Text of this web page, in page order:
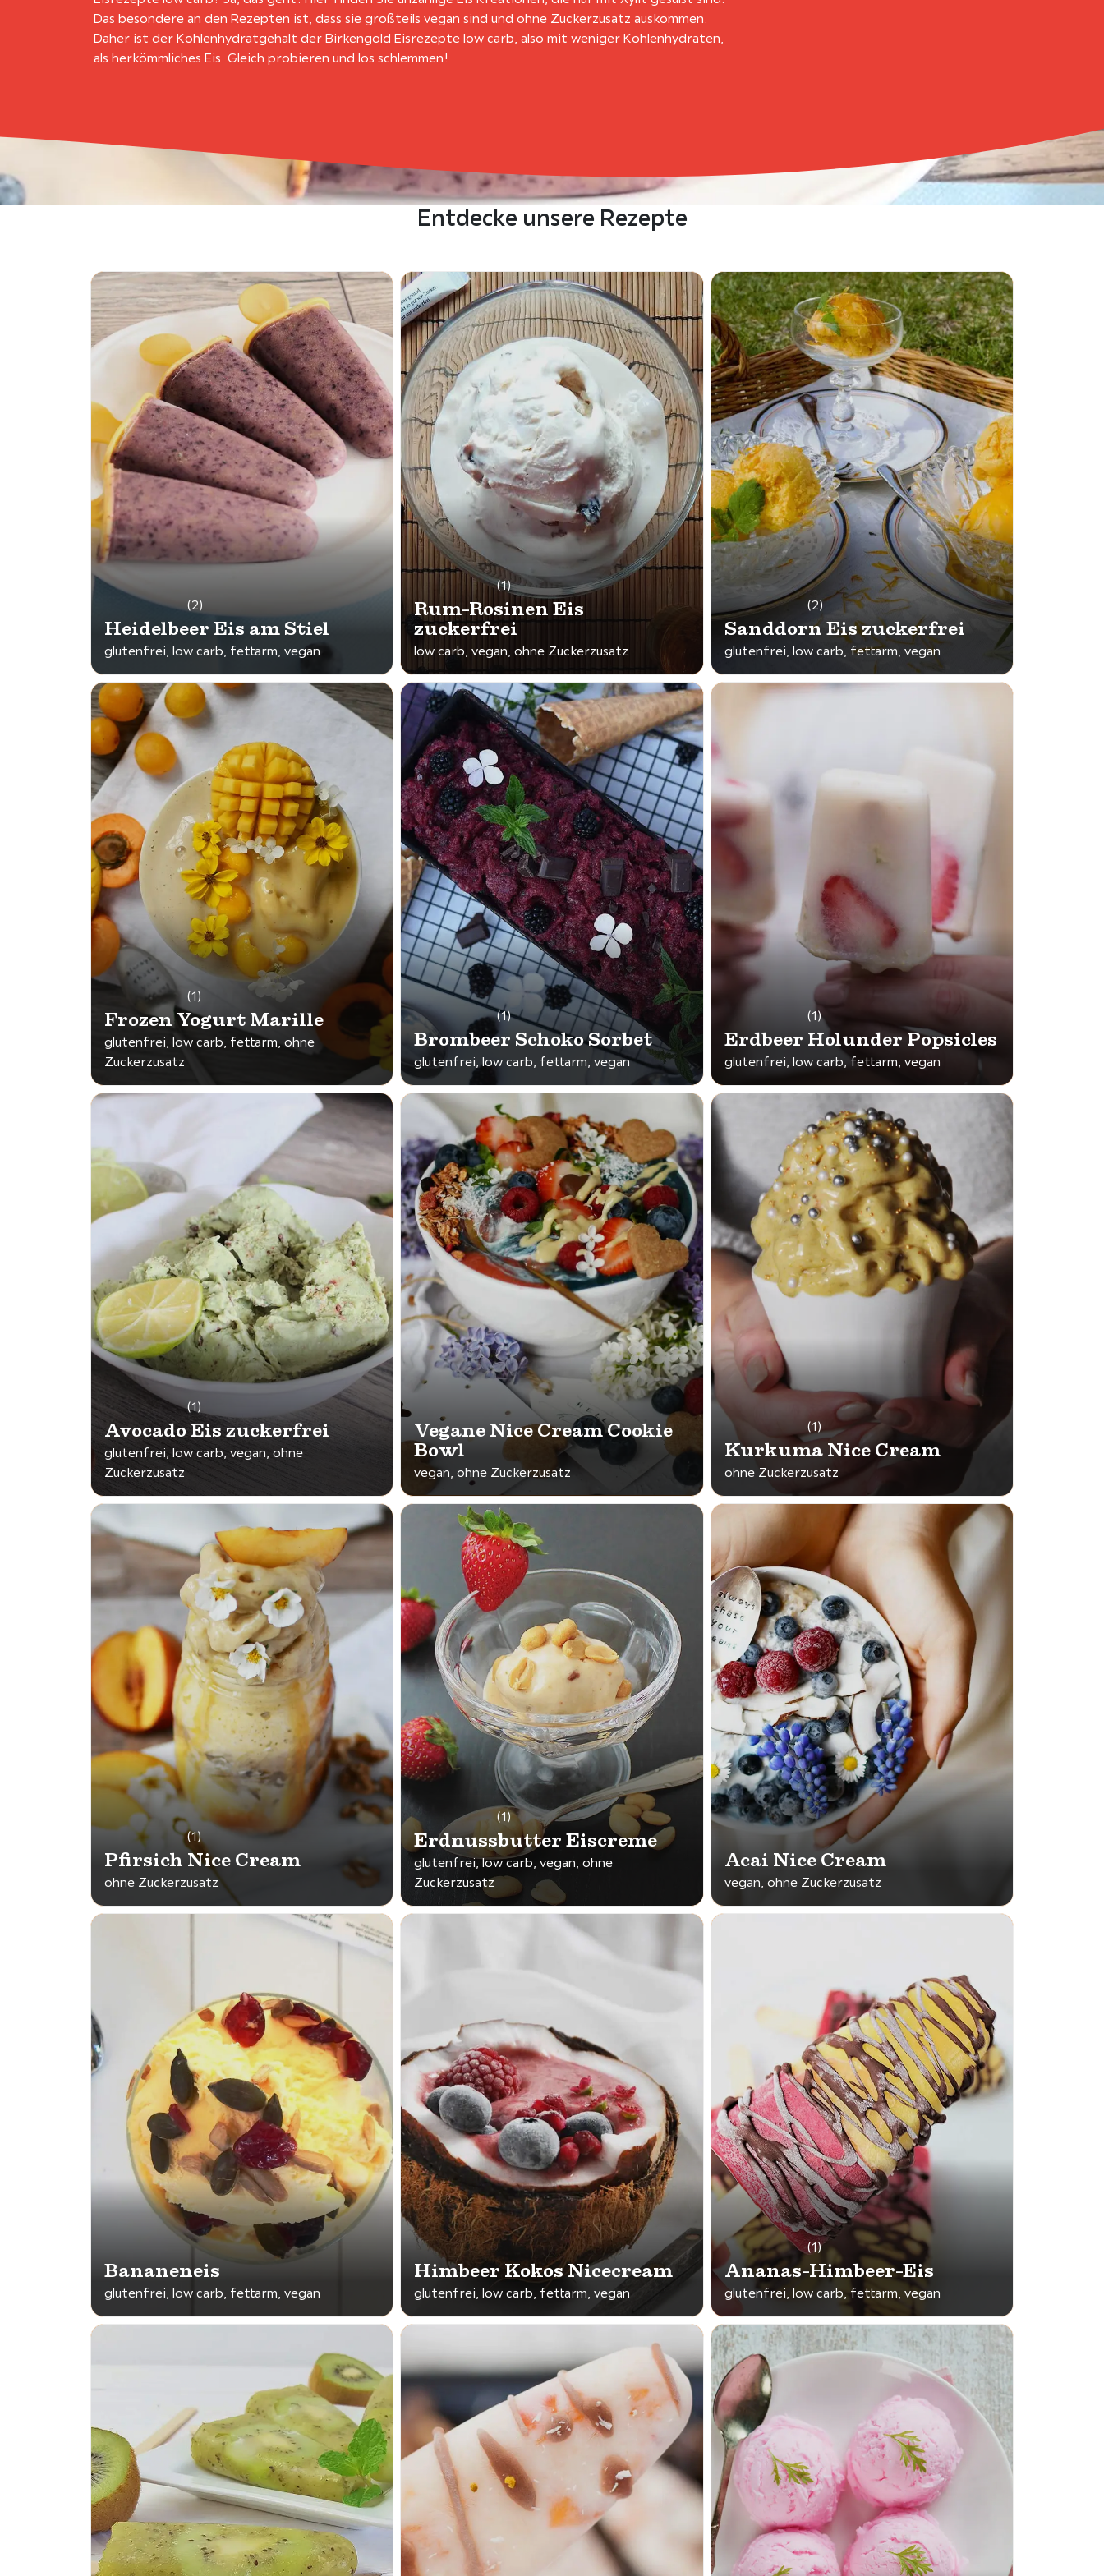
Das besondere an den Rezepten ist, dass sie großteils vegan sind und ohne Zuckerzusatz auskommen.
Daher ist der Kohlenhydratgehalt der Birkengold Eisrezepte low carb, also mit weniger Kohlenhydraten,
als herkömmliches Eis. Gleich probieren und los schlemmen!
Entdecke unsere Rezepte
(2)
Heidelbeer Eis am Stiel
glutenfrei, low carb, fettarm, vegan
(1)
Rum-Rosinen Eis
zuckerfrei
low carb, vegan, ohne Zuckerzusatz
(2)
Sanddorn Eis zuckerfrei
glutenfrei, low carb, fettarm, vegan
(1)
Frozen Yogurt Marille
glutenfrei, low carb, fettarm, ohne
Zuckerzusatz
(1)
Brombeer Schoko Sorbet
glutenfrei, low carb, fettarm, vegan
(1)
Erdbeer Holunder Popsicles
glutenfrei, low carb, fettarm, vegan
(1)
Avocado Eis zuckerfrei
glutenfrei, low carb, vegan, ohne
Zuckerzusatz
Vegane Nice Cream Cookie
Bowl
vegan, ohne Zuckerzusatz
(1)
Kurkuma Nice Cream
ohne Zuckerzusatz
(1)
Pfirsich Nice Cream
ohne Zuckerzusatz
(1)
Erdnussbutter Eiscreme
glutenfrei, low carb, vegan, ohne
Zuckerzusatz
Acai Nice Cream
vegan, ohne Zuckerzusatz
Bananeneis
glutenfrei, low carb, fettarm, vegan
Himbeer Kokos Nicecream
glutenfrei, low carb, fettarm, vegan
(1)
Ananas-Himbeer-Eis
glutenfrei, low carb, fettarm, vegan